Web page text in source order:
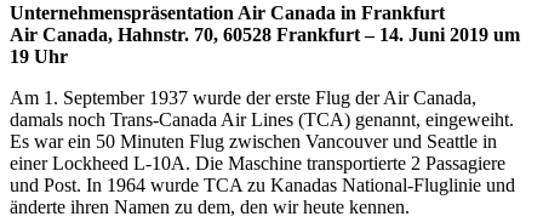
Unternehmenspräsentation Air Canada in Frankfurt
Air Canada, Hahnstr. 70, 60528 Frankfurt – 14. Juni 2019 um
19 Uhr
Am 1. September 1937 wurde der erste Flug der Air Canada,
damals noch Trans-Canada Air Lines (TCA) genannt, eingeweiht.
Es war ein 50 Minuten Flug zwischen Vancouver und Seattle in
einer Lockheed L-10A. Die Maschine transportierte 2 Passagiere
und Post. In 1964 wurde TCA zu Kanadas National-Fluglinie und
änderte ihren Namen zu dem, den wir heute kennen.